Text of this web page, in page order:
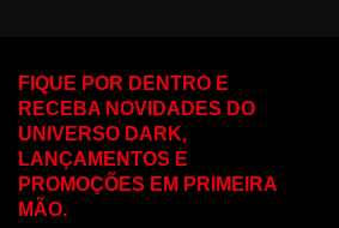
FIQUE POR DENTRO E
RECEBA NOVIDADES DO
UNIVERSO DARK,
LANÇAMENTOS E
PROMOÇÕES EM PRIMEIRA
MÃO.